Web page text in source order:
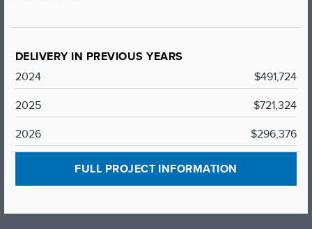
DELIVERY IN PREVIOUS YEARS
2024
$491,724
2025
$721,324
2026
$296,376
FULL PROJECT INFORMATION